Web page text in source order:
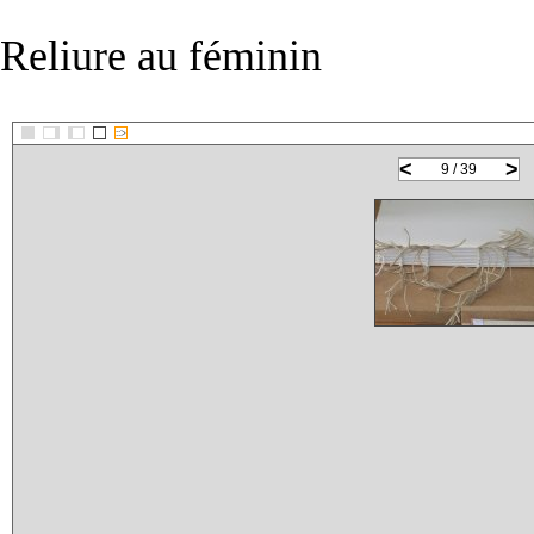
Reliure au féminin
::>
< >
9 / 39